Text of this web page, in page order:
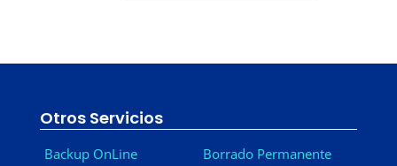
Otros Servicios
Backup OnLine
Borrado Permanente